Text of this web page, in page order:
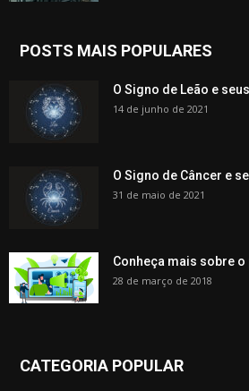
POSTS MAIS POPULARES
O Signo de Leão e
14 de junho de 2021
O Signo de Câncer e
31 de maio de 2021
Conheça mais sobre o
28 de março de 2018
CATEGORIA POPULAR